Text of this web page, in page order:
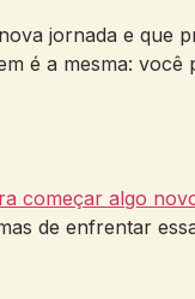
jornada e que
é a mesma: você
começar algo
de enfrentar